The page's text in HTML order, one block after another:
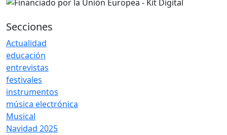
Secciones
Actualidad
educación
entrevistas
festivales
instrumentos
música electrónica
Musical
Navidad 2025